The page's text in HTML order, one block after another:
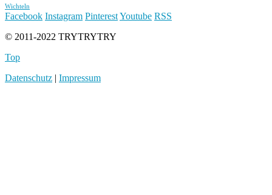
Wichteln
Facebook Instagram PinterestYoutube RSS
© 2011-2022 TRYTRYTRY
Top
Datenschutz | Impressum